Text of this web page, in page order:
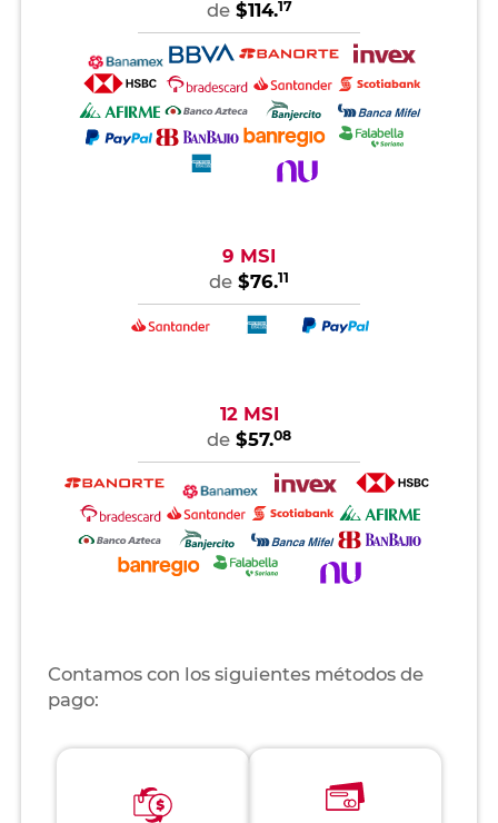
de $114.17
9 MSI
de $76.11
12 MSI
de $57.08
Contamos con los siguientes métodos de
pago: